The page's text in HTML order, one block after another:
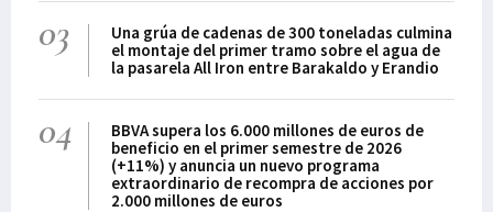
03
Una grúa de cadenas de 300 toneladas culmina
el montaje del primer tramo sobre el agua de
la pasarela All Iron entre Barakaldo y Erandio
04
BBVA supera los 6.000 millones de euros de
beneficio en el primer semestre de 2026
(+11%) y anuncia un nuevo programa
extraordinario de recompra de acciones por
2.000 millones de euros